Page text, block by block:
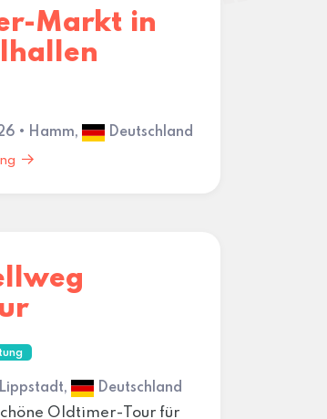
Markt in
• Hamm, Deutschland
Deutschland
Oldtimer-Tour für